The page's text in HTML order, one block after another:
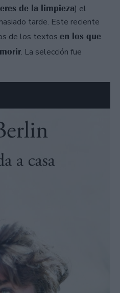
de la limpieza) el
tarde. Este reciente
de los textos en los que
. La selección fue